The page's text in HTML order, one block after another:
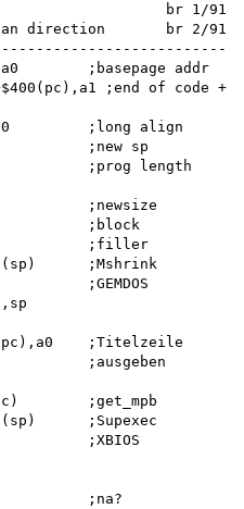
br 1/91
direction       br 2/91
;basepage addr
;end of code +
;long align
;new sp
;prog length
;newsize
;block
;filler
;Mshrink
;GEMDOS
;Titelzeile
;ausgeben
;get_mpb
;Supexec
;XBIOS
;na?